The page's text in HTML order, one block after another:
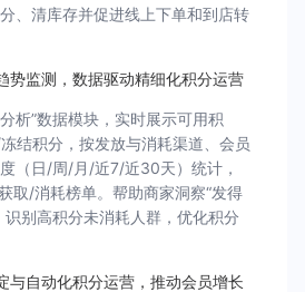
、清库存并促进线上下单和到店转
势监测，数据驱动精细化积分运营
析”数据模块，实时展示可用积
结积分，按发放与消耗渠道、会员
（日/周/月/近7/近30天）统计，
取/消耗榜单。帮助商家洞察“发得
识别高积分未消耗人群，优化积分
与自动化积分运营，推动会员增长